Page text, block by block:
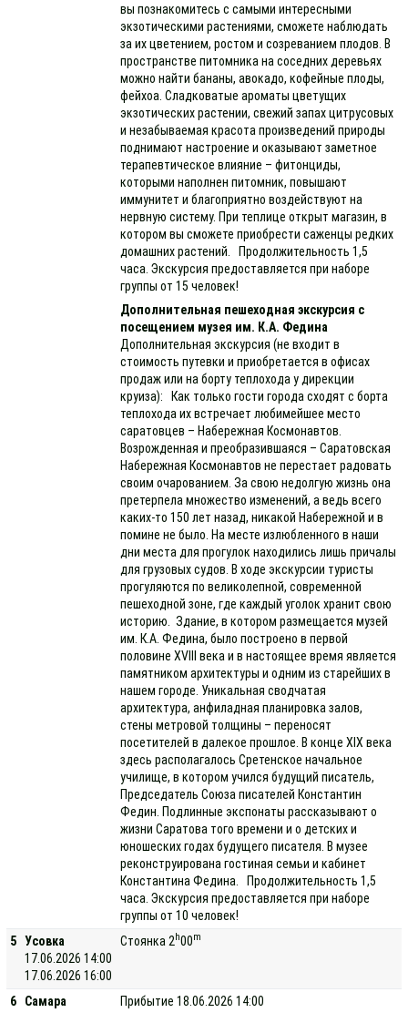
вы познакомитесь с самыми интересными
экзотическими растениями, сможете наблюдать
за их цветением, ростом и созреванием плодов. В
пространстве питомника на соседних деревьях
можно найти бананы, авокадо, кофейные плоды,
фейхоа. Сладковатые ароматы цветущих
экзотических растении, свежий запах цитрусовых
и незабываемая красота произведений природы
поднимают настроение и оказывают заметное
терапевтическое влияние – фитонциды,
которыми наполнен питомник, повышают
иммунитет и благоприятно воздействуют на
нервную систему. При теплице открыт магазин, в
котором вы сможете приобрести саженцы редких
домашних растений. Продолжительность 1,5
часа. Экскурсия предоставляется при наборе
группы от 15 человек!
Дополнительная пешеходная экскурсия с
посещением музея им. К.А. Федина
Дополнительная экскурсия (не входит в
стоимость путевки и приобретается в офисах
продаж или на борту теплохода у дирекции
круиза): Как только гости города сходят с борта
теплохода их встречает любимейшее место
саратовцев – Набережная Космонавтов.
Возрожденная и преобразившаяся – Саратовская
Набережная Космонавтов не перестает радовать
своим очарованием. За свою недолгую жизнь она
претерпела множество изменений, а ведь всего
каких-то 150 лет назад, никакой Набережной и в
помине не было. На месте излюбленного в наши
дни места для прогулок находились лишь причалы
для грузовых судов. В ходе экскурсии туристы
прогуляются по великолепной, современной
пешеходной зоне, где каждый уголок хранит свою
историю. Здание, в котором размещается музей
им. К.А. Федина, было построено в первой
половине XVIII века и в настоящее время является
памятником архитектуры и одним из старейших в
нашем городе. Уникальная сводчатая
архитектура, анфиладная планировка залов,
стены метровой толщины – переносят
посетителей в далекое прошлое. В конце XIX века
здесь располагалось Сретенское начальное
училище, в котором учился будущий писатель,
Председатель Союза писателей Константин
Федин. Подлинные экспонаты рассказывают о
жизни Саратова того времени и о детских и
юношеских годах будущего писателя. В музее
реконструирована гостиная семьи и кабинет
Константина Федина. Продолжительность 1,5
часа. Экскурсия предоставляется при наборе
группы от 10 человек!
5 Усовка
17.06.2026 14:00
17.06.2026 16:00
Стоянка 2 h00m
6 Самара Прибытие 18.06.2026 14:00